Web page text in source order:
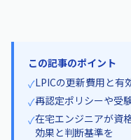
この記事のポイント
✓LPICの更新費用と有
✓再認定ポリシーや受
✓在宅エンジニアが資
効果と判断基準を